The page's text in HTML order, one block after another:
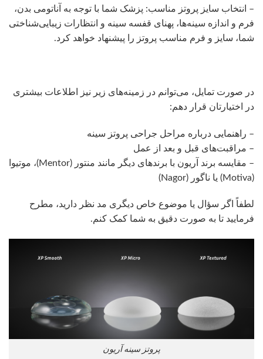
– انتخاب سایز پروتز مناسب: پزشک شما با توجه به آناتومی بدن،
فرم و اندازه سینه‌ها، پهنای قفسه سینه و انتظارات زیبایی‌شناختی
شما، سایز و فرم مناسب پروتز را پیشنهاد خواهد کرد.
در صورت تمایل، می‌توانم در زمینه‌های زیر نیز اطلاعات بیشتری
در اختیارتان قرار دهم:
– راهنمایی درباره مراحل جراحی پروتز سینه
– مراقبت‌های قبل و بعد از عمل
– مقایسه برند آریون با برندهای دیگر مانند منتور (Mentor)، موتیوا
(Motiva) یا ناگور (Nagor)
لطفاً اگر سؤال یا موضوع خاص دیگری مد نظر دارید، مطرح
فرمایید تا به صورت دقیق به شما کمک کنم.
پروتز سینه آریون